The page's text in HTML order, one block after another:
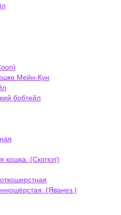
Мейн-Кун
бобтейл
кошка. (Скогкэт)
(Яванез.)